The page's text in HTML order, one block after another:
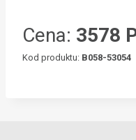
Cena: 3578
Kod produktu: B058-53054